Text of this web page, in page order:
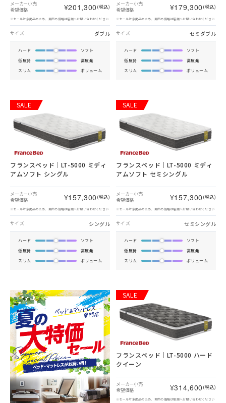
メーカー小売
希望価格
¥201,300 (税込)
※セール対象商品のため、実際の価格は店舗へお問い合わせください
サイズ ダブル
ハード
ソフト
低反発
高反発
スリム
ボリューム
メーカー小売
希望価格
¥179,300 (税込)
※セール対象商品のため、実際の価格は店舗へお問い合わせください
サイズ セミダブル
ハード
ソフト
低反発
高反発
スリム
ボリューム
SALE
フランスベッド｜LT-5000 ミディ
アムソフト シングル
メーカー小売
希望価格
¥157,300 (税込)
※セール対象商品のため、実際の価格は店舗へお問い合わせください
サイズ シングル
ハード
ソフト
低反発
高反発
スリム
ボリューム
SALE
フランスベッド｜LT-5000 ミディ
アムソフト セミシングル
メーカー小売
希望価格
¥157,300 (税込)
※セール対象商品のため、実際の価格は店舗へお問い合わせください
サイズ セミシングル
ハード
ソフト
低反発
高反発
スリム
ボリューム
SALE
フランスベッド｜LT-5000 ハード
クイーン
メーカー小売
希望価格
¥314,600 (税込)
※セール対象商品のため、実際の価格は店舗へお問い合わせください